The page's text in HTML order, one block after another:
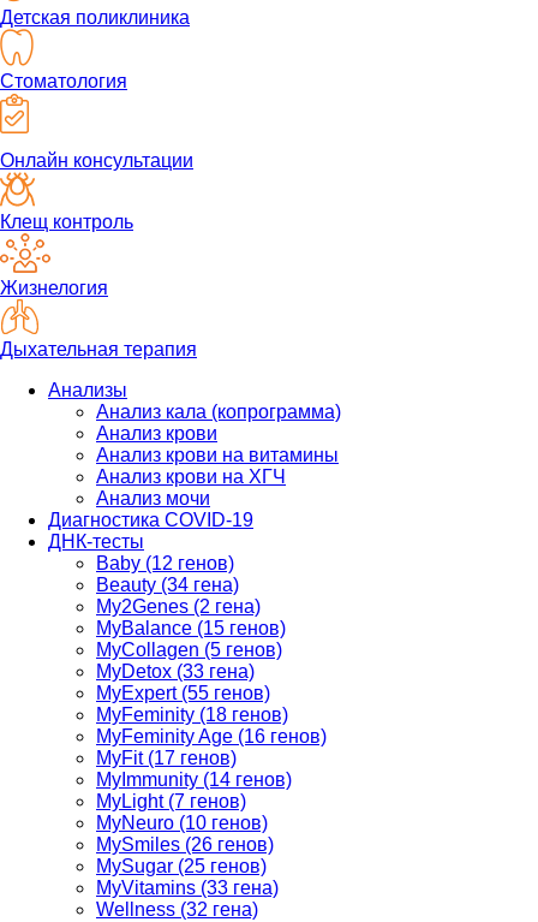
Детская поликлиника
Стоматология
Онлайн консультации
Клещ контроль
Жизнелогия
Дыхательная терапия
Анализы
Анализ кала (копрограмма)
Анализ крови
Анализ крови на витамины
Анализ крови на ХГЧ
Анализ мочи
Диагностика COVID-19
ДНК-тесты
Baby (12 генов)
Beauty (34 гена)
My2Genes (2 гена)
MyBalance (15 генов)
MyCollagen (5 генов)
MyDetox (33 гена)
MyExpert (55 генов)
MyFeminity (18 генов)
MyFeminity Age (16 генов)
MyFit (17 генов)
MyImmunity (14 генов)
MyLight (7 генов)
MyNeuro (10 генов)
MySmiles (26 генов)
MySugar (25 генов)
MyVitamins (33 гена)
Wellness (32 гена)